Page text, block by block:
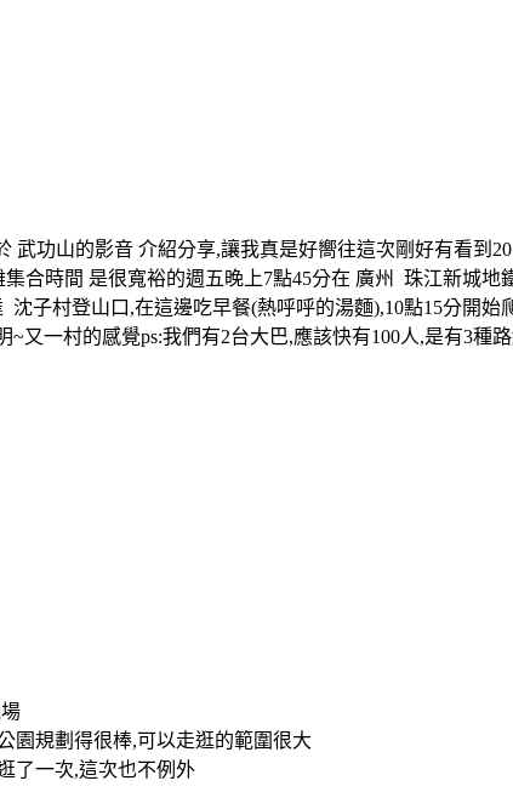
功山的影音 介紹分享,讓我真是好嚮往這次剛好有看到
合時間 是很寬裕的週五晚上7點45分在 廣州 珠江新城地
子村登山口,在這邊吃早餐(熱呼呼的湯麵),10點15分開
又一村的感覺ps:我們有2台大巴,應該快有100人,是有3種
園規劃得很棒,可以走逛的範圍很大
了一次,這次也不例外